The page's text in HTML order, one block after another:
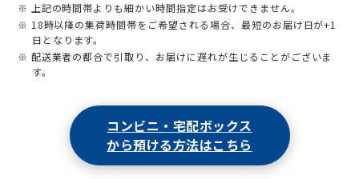
※ 上記の時間帯よりも細かい時間指定はお受けできません。
※ 18時以降の集荷時間帯をご希望される場合、最短のお届け日が+1
日となります。
※ 配送業者の都合で引取り、お届けに遅れが生じることがございま
す。
コンビニ・宅配ボックス
から預ける方法はこちら